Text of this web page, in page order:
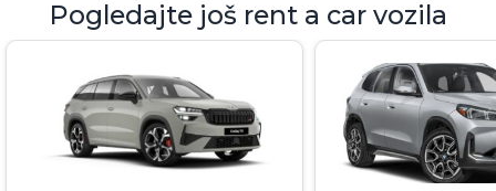
Pogledajte još rent a car vozila